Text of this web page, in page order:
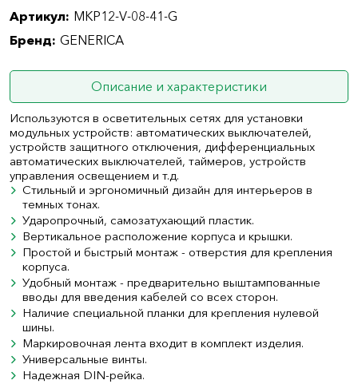
Артикул: MKP12-V-08-41-G
Бренд: GENERICA
Описание и характеристики
Используются в осветительных сетях для установки
модульных устройств: автоматических выключателей,
устройств защитного отключения, дифференциальных
автоматических выключателей, таймеров, устройств
управления освещением и т.д.
Стильный и эргономичный дизайн для интерьеров в
темных тонах.
Ударопрочный, самозатухающий пластик.
Вертикальное расположение корпуса и крышки.
Простой и быстрый монтаж - отверстия для крепления
корпуса.
Удобный монтаж - предварительно выштампованные
вводы для введения кабелей со всех сторон.
Наличие специальной планки для крепления нулевой
шины.
Маркировочная лента входит в комплект изделия.
Универсальные винты.
Надежная DIN-рейка.